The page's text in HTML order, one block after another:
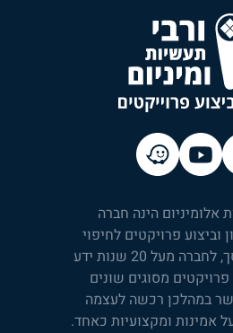
אלומיניום הינה חברה
פרויקטים לחיפוי
מבנים וקירות מסך, לחברה מעל 20 שנות ידע
פרויקטים מסוגים שונים
במהלכן רכשה לעצמה
אמינות ומקצועיות כאחד.